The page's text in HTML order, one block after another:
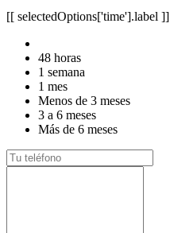
[[ selectedOptions['time'].label ]]
48 horas
1 semana
1 mes
Menos de 3 meses
3 a 6 meses
Más de 6 meses